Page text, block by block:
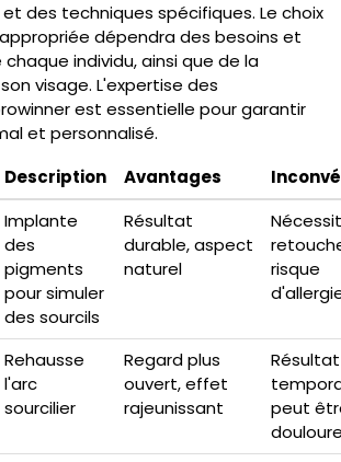
des techniques spécifiques. Le choix
dépendra des besoins et
individu, ainsi que de la
visage. L'expertise des
est essentielle pour garantir
et personnalisé.
Description Avantages
Implante
des
pigments
pour simuler
des sourcils
Résultat
durable, aspect
naturel
risque
Rehausse
l'arc
sourcilier
Regard plus
ouvert, effet
rajeunissant
Résultat
peut